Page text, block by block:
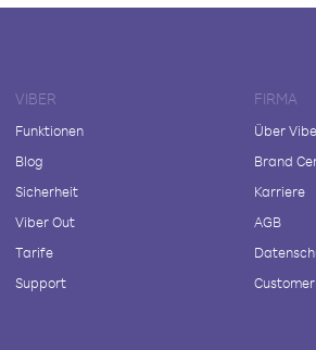
VIBER
Funktionen
Blog
Sicherheit
Viber Out
Tarife
Support
FIRMA
Über
Brand
Karriere
AGB